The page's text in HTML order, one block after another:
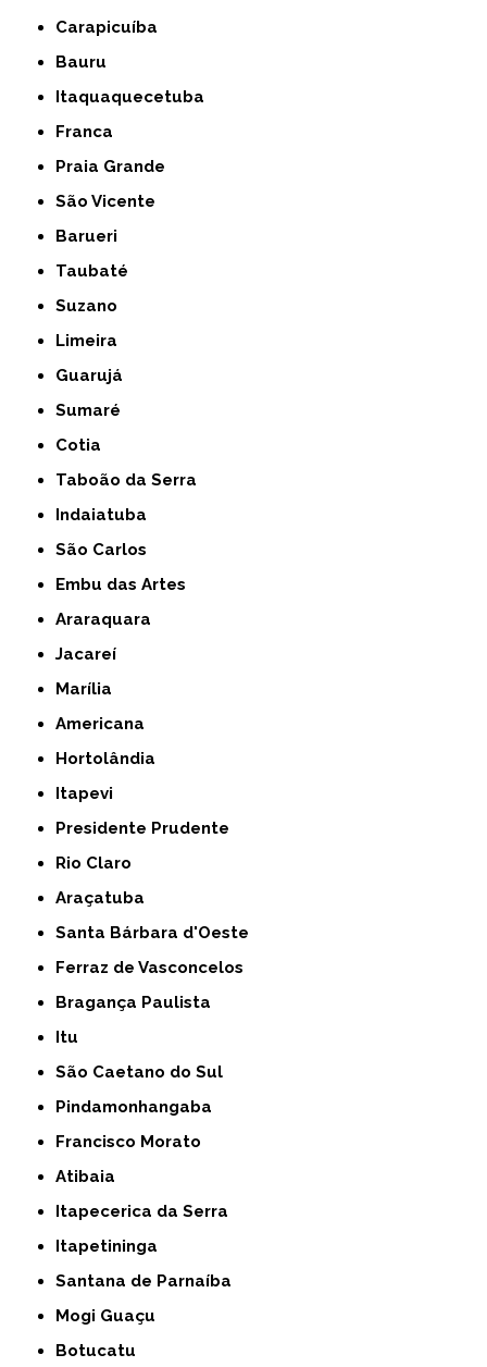
Carapicuíba
Bauru
Itaquaquecetuba
Franca
Praia Grande
São Vicente
Barueri
Taubaté
Suzano
Limeira
Guarujá
Sumaré
Cotia
Taboão da Serra
Indaiatuba
São Carlos
Embu das Artes
Araraquara
Jacareí
Marília
Americana
Hortolândia
Itapevi
Presidente Prudente
Rio Claro
Araçatuba
Santa Bárbara d'Oeste
Ferraz de Vasconcelos
Bragança Paulista
Itu
São Caetano do Sul
Pindamonhangaba
Francisco Morato
Atibaia
Itapecerica da Serra
Itapetininga
Santana de Parnaíba
Mogi Guaçu
Botucatu